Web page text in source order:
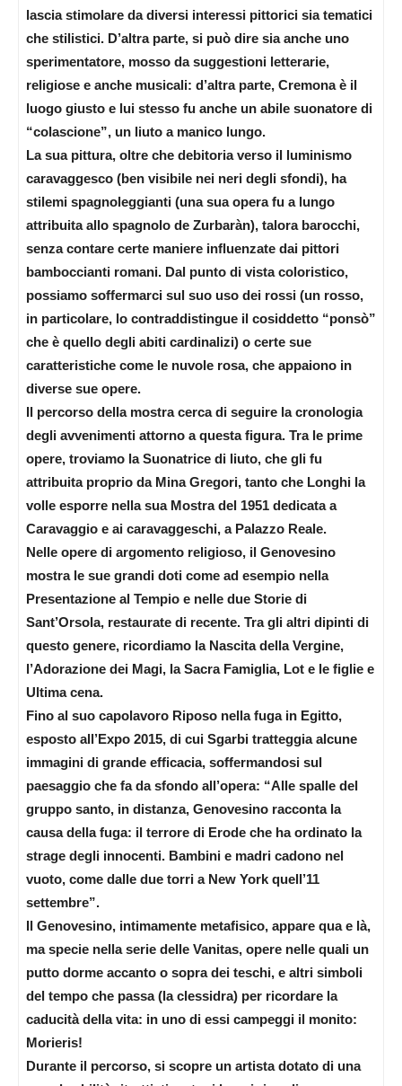
lascia stimolare da diversi interessi pittorici sia tematici
che stilistici. D’altra parte, si può dire sia anche uno
sperimentatore, mosso da suggestioni letterarie,
religiose e anche musicali: d’altra parte, Cremona è il
luogo giusto e lui stesso fu anche un abile suonatore di
“colascione”, un liuto a manico lungo.
La sua pittura, oltre che debitoria verso il luminismo
caravaggesco (ben visibile nei neri degli sfondi), ha
stilemi spagnoleggianti (una sua opera fu a lungo
attribuita allo spagnolo de Zurbaràn), talora barocchi,
senza contare certe maniere influenzate dai pittori
bamboccianti romani. Dal punto di vista coloristico,
possiamo soffermarci sul suo uso dei rossi (un rosso,
in particolare, lo contraddistingue il cosiddetto “ponsò”
che è quello degli abiti cardinalizi) o certe sue
caratteristiche come le nuvole rosa, che appaiono in
diverse sue opere.
Il percorso della mostra cerca di seguire la cronologia
degli avvenimenti attorno a questa figura. Tra le prime
opere, troviamo la Suonatrice di liuto, che gli fu
attribuita proprio da Mina Gregori, tanto che Longhi la
volle esporre nella sua Mostra del 1951 dedicata a
Caravaggio e ai caravaggeschi, a Palazzo Reale.
Nelle opere di argomento religioso, il Genovesino
mostra le sue grandi doti come ad esempio nella
Presentazione al Tempio e nelle due Storie di
Sant’Orsola, restaurate di recente. Tra gli altri dipinti di
questo genere, ricordiamo la Nascita della Vergine,
l’Adorazione dei Magi, la Sacra Famiglia, Lot e le figlie e
Ultima cena.
Fino al suo capolavoro Riposo nella fuga in Egitto,
esposto all’Expo 2015, di cui Sgarbi tratteggia alcune
immagini di grande efficacia, soffermandosi sul
paesaggio che fa da sfondo all’opera: “Alle spalle del
gruppo santo, in distanza, Genovesino racconta la
causa della fuga: il terrore di Erode che ha ordinato la
strage degli innocenti. Bambini e madri cadono nel
vuoto, come dalle due torri a New York quell’11
settembre”.
Il Genovesino, intimamente metafisico, appare qua e là,
ma specie nella serie delle Vanitas, opere nelle quali un
putto dorme accanto o sopra dei teschi, e altri simboli
del tempo che passa (la clessidra) per ricordare la
caducità della vita: in uno di essi campeggi il monito:
Morieris!
Durante il percorso, si scopre un artista dotato di una